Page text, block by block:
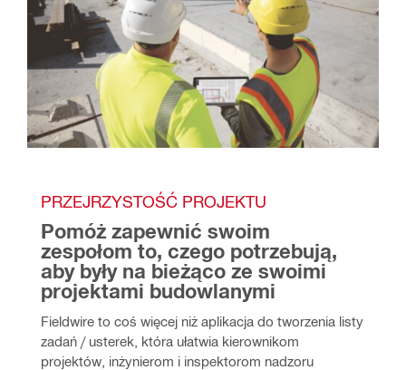
PRZEJRZYSTOŚĆ PROJEKTU
Pomóż zapewnić swoim
zespołom to, czego potrzebują,
aby były na bieżąco ze swoimi
projektami budowlanymi
Fieldwire to coś więcej niż aplikacja do tworzenia listy
zadań / usterek, która ułatwia kierownikom
projektów, inżynierom i inspektorom nadzoru